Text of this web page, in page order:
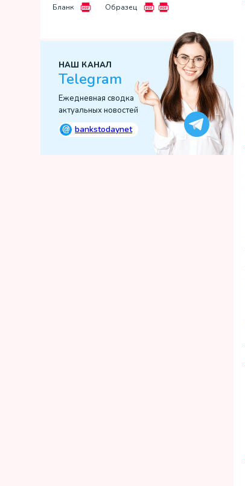
Бланк Образец
НАШ КАНАЛ
Telegram
Ежедневная сводка
актуальных новостей
@ bankstodaynet